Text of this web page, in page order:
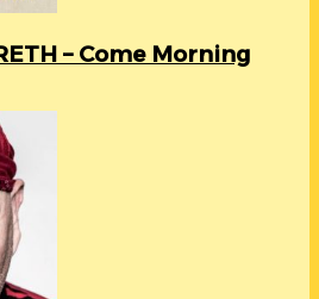
– Come Morning